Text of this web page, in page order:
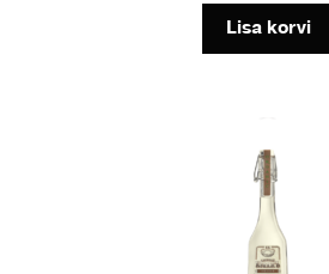
Lisa korvi